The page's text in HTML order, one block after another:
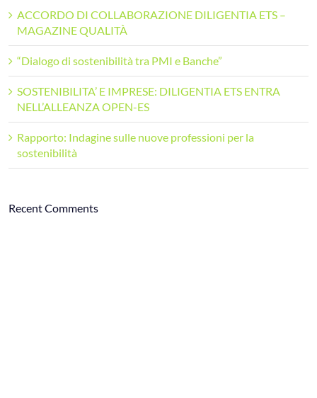
ACCORDO DI COLLABORAZIONE DILIGENTIA ETS –
MAGAZINE QUALITÀ
“Dialogo di sostenibilità tra PMI e Banche”
SOSTENIBILITA’ E IMPRESE: DILIGENTIA ETS ENTRA
NELL’ALLEANZA OPEN-ES
Rapporto: Indagine sulle nuove professioni per la
sostenibilità
Recent Comments